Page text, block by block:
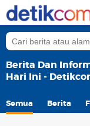
Berita Dan
Hari Ini -
Semua Berita